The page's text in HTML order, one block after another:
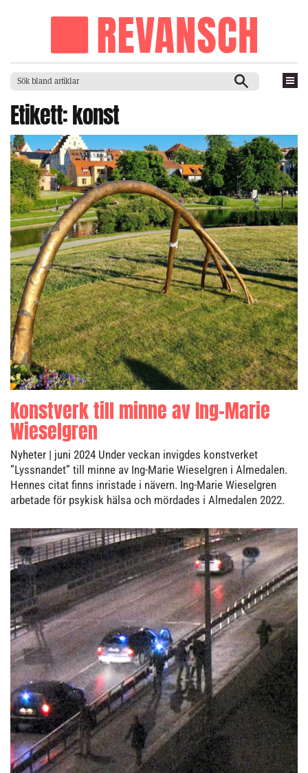
Etikett:konst
Konstverk till minne av Ing-Marie
Wieselgren
Nyheter | juni 2024 Under veckan invigdes konstverket
”Lyssnandet” till minne av Ing-Marie Wieselgren i Almedalen.
Hennes citat finns inristade i nävern. Ing-Marie Wieselgren
arbetade för psykisk hälsa och mördades i Almedalen 2022.